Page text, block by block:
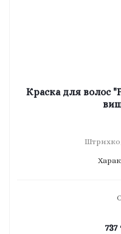
Краска для волос
737